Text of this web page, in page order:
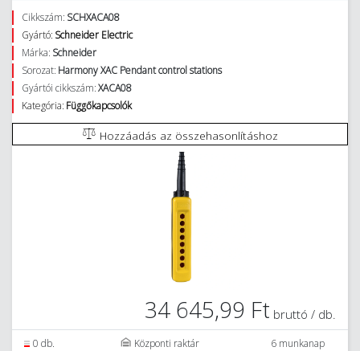
Cikkszám: SCHXACA08
Gyártó: Schneider Electric
Márka: Schneider
Sorozat: Harmony XAC Pendant control stations
Gyártói cikkszám:XACA08
Kategória: Függőkapcsolók
Hozzáadás az összehasonlításhoz
34 645,99 Ft bruttó / db.
0 db. Központi raktár
6 munkanap